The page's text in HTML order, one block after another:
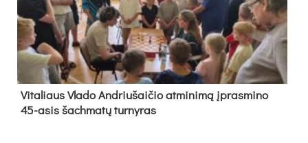
Vi­ta­liaus Vla­do And­riu­šai­čio at­mi­ni­mą įpras­mi­no
45-asis šach­ma­tų tur­ny­ras